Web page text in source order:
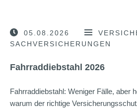
05.08.2026
SACHVERSICHERUNGEN
Fahrraddiebstahl 2026
Fahrraddiebstahl: Weniger Fälle, aber
warum der richtige